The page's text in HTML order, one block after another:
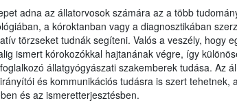
adna az állatorvosok számára az a több
a kóroktanban vagy a diagnosztikában
törzseket tudnák segíteni. Valós a veszély, hogy
ismert kórokozókkal hajtanának végre, így
állatgyógyászati szakemberek tudása. Az
és kommunikációs tudásra is szert tehetnek,
és az ismeretterjesztésben.